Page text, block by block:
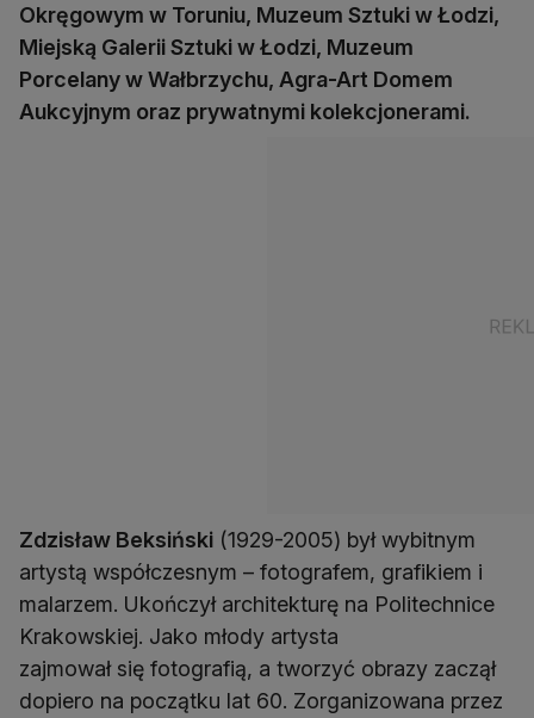
Okręgowym w Toruniu, Muzeum Sztuki w Łodzi,
Miejską Galerii Sztuki w Łodzi, Muzeum
Porcelany w Wałbrzychu, Agra-Art Domem
Aukcyjnym oraz prywatnymi kolekcjonerami.
Zdzisław Beksiński (1929-2005) był wybitnym
artystą współczesnym – fotografem, grafikiem i
malarzem. Ukończył architekturę na Politechnice
Krakowskiej. Jako młody artysta
zajmował się fotografią, a tworzyć obrazy zaczął
dopiero na początku lat 60. Zorganizowana przez